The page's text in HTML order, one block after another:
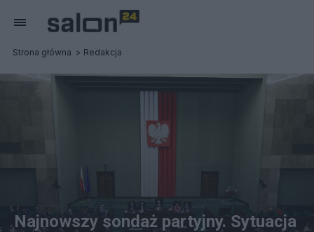
Strona główna Redakcja
Najnowszy sondaż partyjny. Sytuacja